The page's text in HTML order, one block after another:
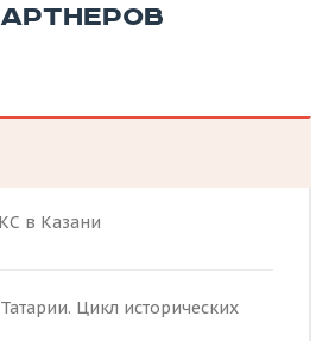
в Казани
Цикл исторических